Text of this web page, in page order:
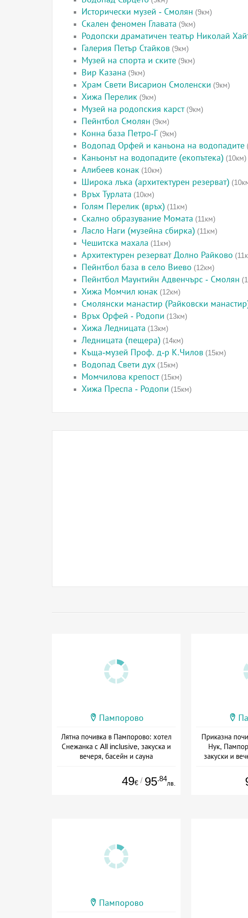
Исторически музей - Смолян (9км)
Скален феномен Главата (9км)
Родопски драматичен театър Николай
Галерия Петър Стайков (9км)
Музей на спорта и ските (9км)
Вир Казана (9км)
Храм Свети Висарион Смоленски (9км)
Хижа Перелик (9км)
Музей на родопския карст(9км)
Пейнтбол Смолян (9км)
Конна база Петро-Г (9км)
Водопад Орфей и каньона на водопадите
Каньонът на водопадите (екопътека) (10км)
Алибеев конак (10км)
Широка лъка (архитектурен резерват)
Връх Турлата (10км)
Голям Перелик (връх) (11км)
Скално образувание Момата (11км)
Ласло Наги (музейна сбирка) (11км)
Чешитска махала (11км)
Архитектурен резерват Долно Райково
Пейнтбол база в село Виево (12км)
Пейнтбол Маунтийн Адвенчърс - Смолян
Хижа Момчил юнак (12км)
Смолянски манастир (Райковски
Връх Орфей - Родопи (13км)
Хижа Ледницата (13км)
Ледницата (пещера) (14км)
Къща-музей Проф. д-р К.Чилов (15км)
Водопад Свети дух (15км)
Момчилова крепост(15км)
Хижа Преспа - Родопи (15км)
Пампорово
Лятна почивка в Пампорово: хотел
Снежанка с All inclusive, закуска и
вечеря, басейн и сауна
49€ / 95.84
лв.
Приказна
Нук,
закуски и
Дата: 04.03 -
Пампорово